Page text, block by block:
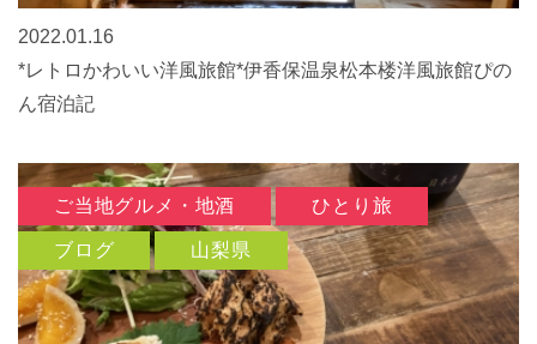
2022.01.16
*レトロかわいい洋風旅館*伊香保温泉松本楼洋風旅館ぴの
ん宿泊記
ご当地グルメ・地酒 ひとり旅
ブログ 山梨県